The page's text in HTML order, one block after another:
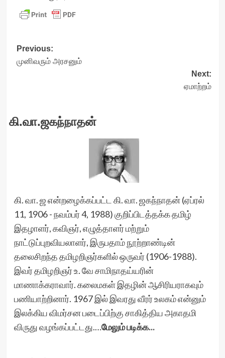
Post
navigation
Previous:
முனிவரும் அரசனும்
Next:
ஏமாற்றம்
கி.வா.ஜகந்நாதன்
கி. வா. ஜ என்றழைக்கப்பட்ட கி. வா. ஜகந்நாதன் (ஏப்ரல்
11, 1906 - நவம்பர் 4, 1988) குறிப்பிடத்தக்க தமிழ்
இதழாளர், கவிஞர், எழுத்தாளர் மற்றும்
நாட்டுப்புறவியலாளர், இருபதாம் நூற்றாண்டின்
தலைசிறந்த தமிழறிஞர்களில் ஒருவர் (1906-1988).
இவர் தமிழறிஞர் உ. வே சாமிநாதய்யரின்
மாணாக்கராவார். கலைமகள் இதழின் ஆசிரியராகவும்
பணியாற்றினார். 1967 இல் இவரது வீரர் உலகம் என்னும்
இலக்கிய விமர்சன படைப்பிற்கு சாகித்திய அகாதமி
விருது வழங்கப்பட்டது.…மேலும் படிக்க...